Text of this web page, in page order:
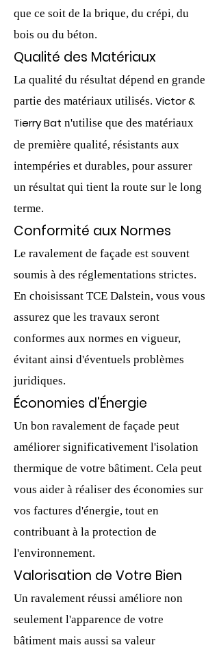
que ce soit de la brique, du crépi, du
bois ou du béton.
Qualité des Matériaux
La qualité du résultat dépend en grande
partie des matériaux utilisés. Victor &
Tierry Bat n'utilise que des matériaux
de première qualité, résistants aux
intempéries et durables, pour assurer
un résultat qui tient la route sur le long
terme.
Conformité aux Normes
Le ravalement de façade est souvent
soumis à des réglementations strictes.
En choisissant TCE Dalstein, vous vous
assurez que les travaux seront
conformes aux normes en vigueur,
évitant ainsi d'éventuels problèmes
juridiques.
Économies d'Énergie
Un bon ravalement de façade peut
améliorer significativement l'isolation
thermique de votre bâtiment. Cela peut
vous aider à réaliser des économies sur
vos factures d'énergie, tout en
contribuant à la protection de
l'environnement.
Valorisation de Votre Bien
Un ravalement réussi améliore non
seulement l'apparence de votre
bâtiment mais aussi sa valeur